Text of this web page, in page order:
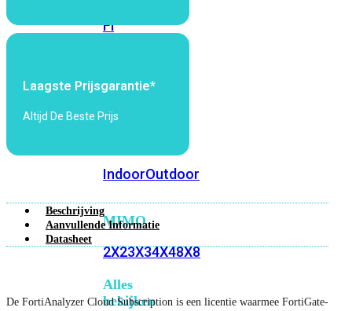
Fi
Wi-
Fi
IndoorOutdoor
MIMO
2X23X34X48X8
Alles
bekijken
Laagste Prijsgarantie*
Altijd De Beste Prijs
Beschrijving
Aanvullende Informatie
Datasheet
De FortiAnalyzer Cloud Subscription is een licentie waarmee FortiGate-